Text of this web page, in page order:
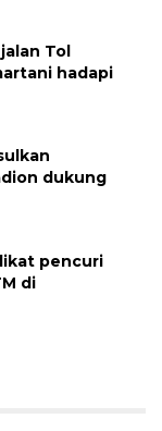
Tol
hadapi
dukung
pencuri
di